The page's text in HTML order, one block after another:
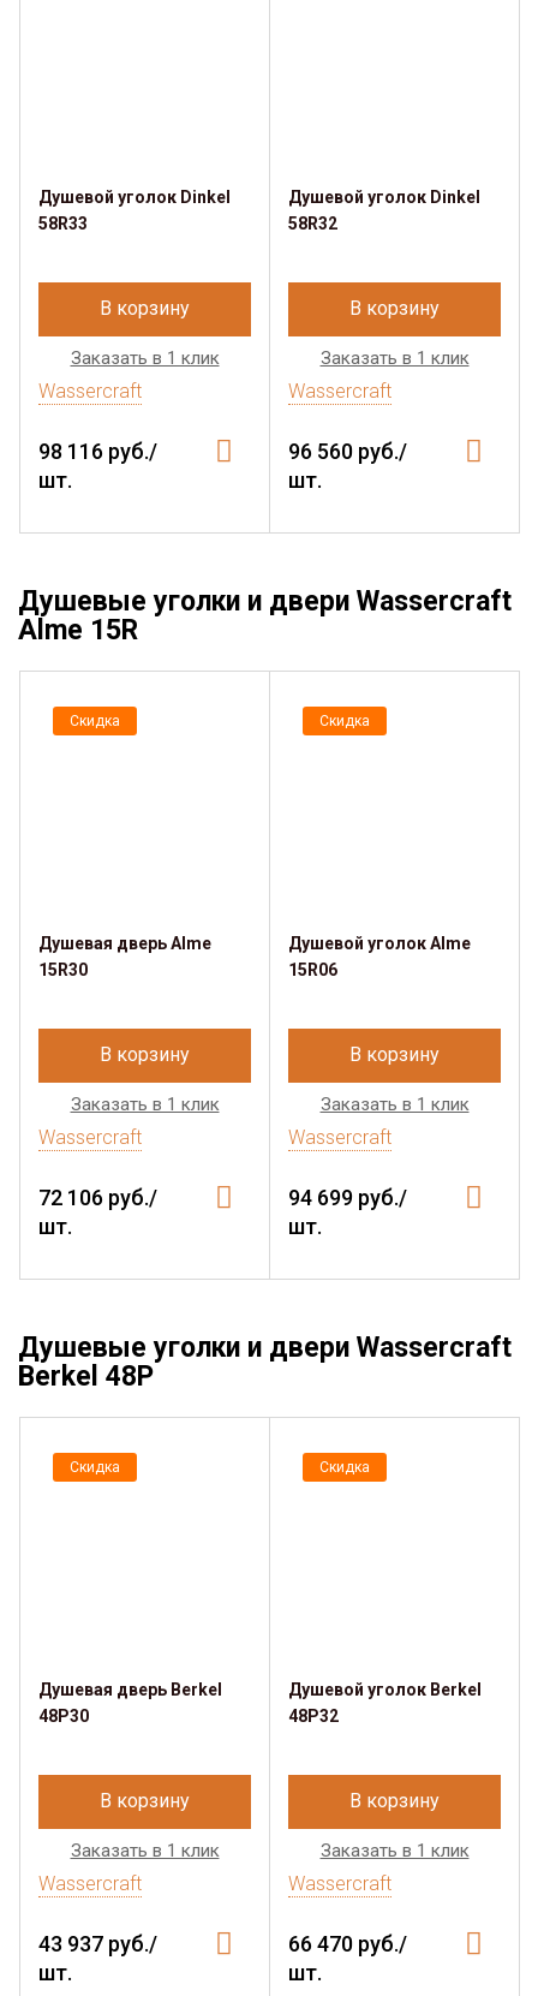
Душевой уголок Dinkel
58R33
В корзину
Заказать в 1 клик
Wassercraft
98 116 руб./
шт.
Душевой уголок Dinkel
58R32
В корзину
Заказать в 1 клик
Wassercraft
96 560 руб./
шт.
Душевые уголки и двери Wassercraft
Alme 15R
Скидка
Душевая дверь Alme
15R30
В корзину
Заказать в 1 клик
Wassercraft
72 106 руб./
шт.
Скидка
Душевой уголок Alme
15R06
В корзину
Заказать в 1 клик
Wassercraft
94 699 руб./
шт.
Душевые уголки и двери Wassercraft
Berkel 48P
Скидка
Душевая дверь Berkel
48P30
В корзину
Заказать в 1 клик
Wassercraft
43 937 руб./
шт.
Скидка
Душевой уголок Berkel
48P32
В корзину
Заказать в 1 клик
Wassercraft
66 470 руб./
шт.